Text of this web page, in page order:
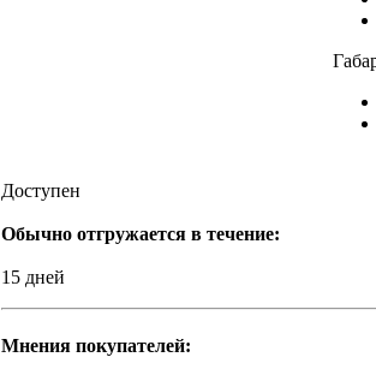
Доступен
Обычно отгружается в течение:
15 дней
Мнения покупателей: